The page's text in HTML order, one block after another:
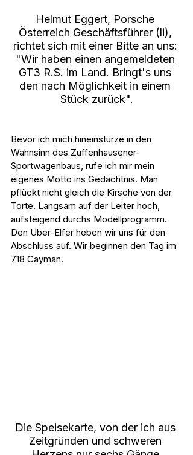
Helmut Eggert, Porsche
Österreich Geschäftsführer (li),
richtet sich mit einer Bitte an uns:
"Wir haben einen angemeldeten
GT3 R.S. im Land. Bringt's uns
den nach Möglichkeit in einem
Stück zurück".
Bevor ich mich hineinstürze in den
Wahnsinn des Zuffenhausener-
Sportwagenbaus, rufe ich mir mein
eigenes Motto ins Gedächtnis. Man
pflückt nicht gleich die Kirsche von der
Torte. Langsam auf der Leiter hoch,
aufsteigend durchs Modellprogramm.
Den Über-Elfer heben wir uns für den
Abschluss auf. Wir beginnen den Tag im
718 Cayman.
Die Speisekarte, von der ich aus
Zeitgründen und schweren